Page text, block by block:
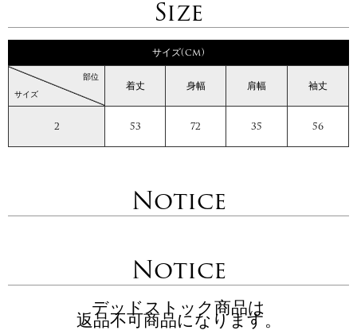
Size
サイズ(cm)
サイズ
部位
着丈 身幅 肩幅 袖丈
2 53 72 35 56
Notice
Notice
デッドストック商品は
返品不可商品になります。